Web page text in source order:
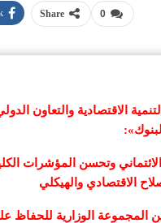
0
Share
الاقتصادية والتعاون
وتحسن المؤشرات
الاقتصادي والهيكلي
المجموعة الوزارية للحفاظ